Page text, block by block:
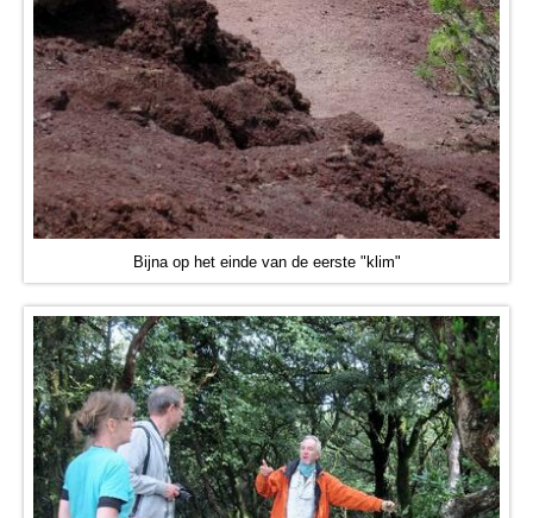
Bijna op het einde van de eerste "klim"